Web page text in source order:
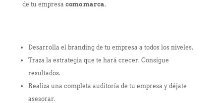
de tu empresa como marca.
Desarrolla el branding de tu empresa a todos los niveles.
Traza la estrategia que te hará crecer. Consigue
resultados.
Realiza una completa auditoría de tu empresa y déjate
asesorar.